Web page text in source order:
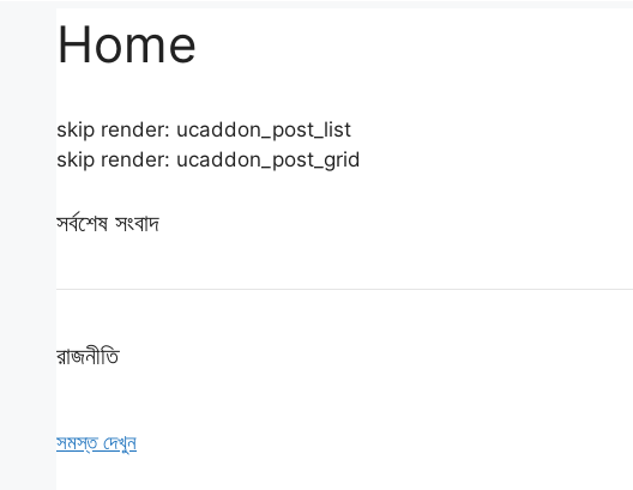
Home
skip render: ucaddon_post_list
skip render: ucaddon_post_grid
সর্বশেষ সংবাদ
রাজনীতি
সমস্ত দেখুন